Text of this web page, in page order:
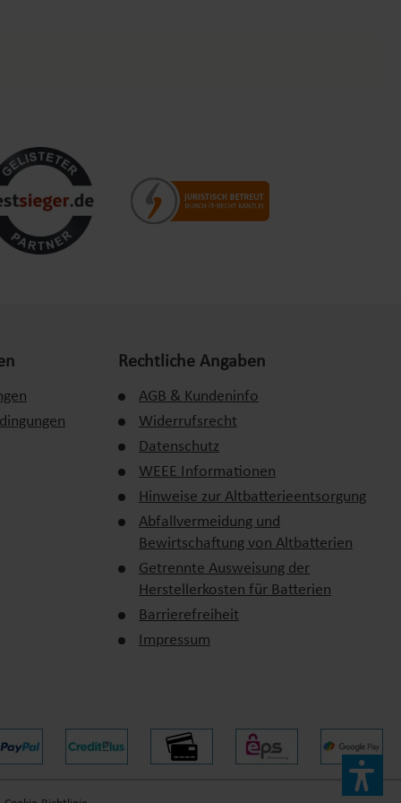
robust und speziell auf die Bedürfnisse von
Rechtliche Angaben
AGB & Kundeninfo
Widerrufsrecht
Datenschutz
WEEE Informationen
Hinweise zur Altbatterieentsorgung
Abfallvermeidung und
Bewirtschaftung von Altbatterien
Getrennte Ausweisung der
Herstellerkosten für Batterien
Barrierefreiheit
Impressum